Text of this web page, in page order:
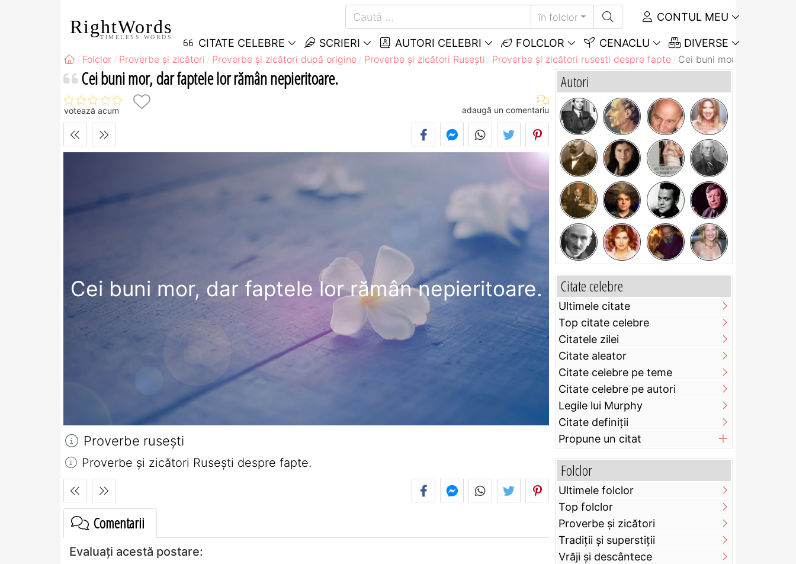
RightWords
TIMELESS WORDS
în folclor CONTUL MEU
CITATE CELEBRE SCRIERI AUTORI CELEBRI FOLCLOR CENACLU DIVERSE
Folclor Proverbe și zicători Proverbe și zicători după origine Proverbe și zicători Ruseşti Proverbe și zicători rusesti despre fapte Cei buni mor, dar faptele
Cei buni mor, dar faptele lor rămân nepieritoare.
votează acum adaugă un comentariu
Cei buni mor, dar faptele lor rămân nepieritoare.
Proverbe ruseşti
Proverbe și zicători Ruseşti despre fapte.
Comentarii
Evaluați acestă postare:
Autori
Citate celebre
Ultimele citate
Top citate celebre
Citatele zilei
Citate aleator
Citate celebre pe teme
Citate celebre pe autori
Legile lui Murphy
Citate definiţii
Propune un citat
Folclor
Ultimele folclor
Top folclor
Proverbe și zicători
Tradiții și superstiții
Vrăji și descântece